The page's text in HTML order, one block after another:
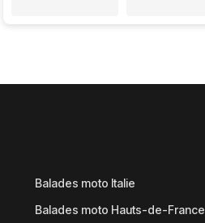
Balades moto Italie
Balades moto Hauts-de-France